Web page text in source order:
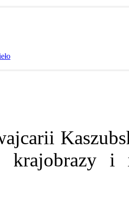
krajobrazy